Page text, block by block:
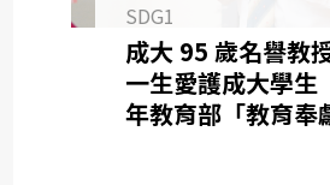
SDG1
成大 95 歲名譽教
一生愛護成大學
年教育部「教育奉